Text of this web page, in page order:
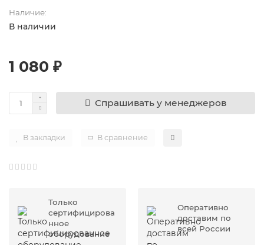
Наличие:
В наличии
1 080 ₽
Спрашивать у менеджеров
В закладки В сравнение
Только
сертифицирова
нное
оборудование
Оперативно
доставим по
всей России